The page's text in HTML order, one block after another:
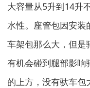
大容量从5升到14升
水性。座管包因安装
车架包那么大，但是
有机会碰到腿部影响
的上方，没有驮车